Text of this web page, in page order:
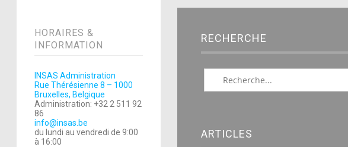
HORAIRES &
INFORMATION
INSAS Administration
Rue Thérésienne 8 – 1000
Bruxelles, Belgique
Administration: +32 2 511 92
86
info@insas.be
du lundi au vendredi de 9:00
à 16:00
RECHERCHE
ARTICLES